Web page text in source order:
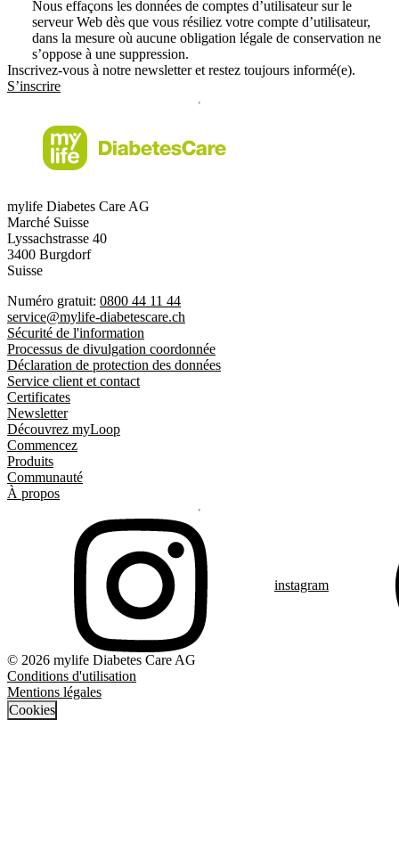
Nous effaçons les données de comptes d’utilisateur sur le
serveur Web dès que vous résiliez votre compte d’utilisateur,
dans la mesure où aucune obligation légale de conservation ne
s’oppose à une suppression.
Inscrivez-vous à notre newsletter et restez toujours informé(e).
S’inscrire
mylife Diabetes Care AG
Marché Suisse
Lyssachstrasse 40
3400 Burgdorf
Suisse
Numéro gratuit: 0800 44 11 44
service@mylife-diabetescare.ch
Sécurité de l'information
Processus de divulgation coordonnée
Déclaration de protection des données
Service client et contact
Certificates
Newsletter
Découvrez myLoop
Commencez
Produits
Communauté
À propos
instagram
© 2026 mylife Diabetes Care AG
Conditions d'utilisation
Mentions légales
Cookies